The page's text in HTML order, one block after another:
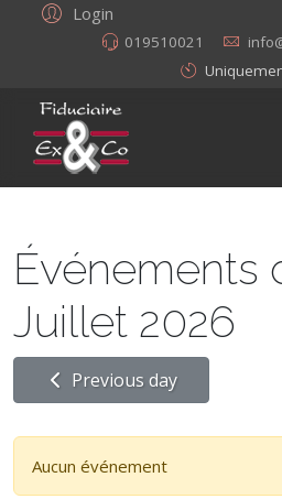
Login
019510021
Événements
Juillet 2026
Previous day
Aucun événement